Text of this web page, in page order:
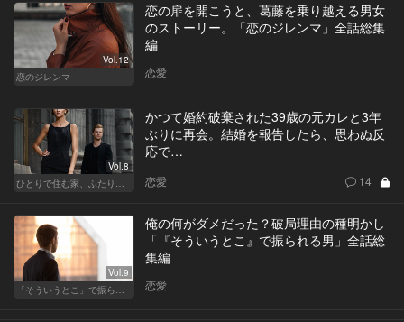
Vol.12
恋のジレンマ
恋の扉を開こうと、葛藤を乗り越える男女
のストーリー。「恋のジレンマ」全話総集
編
恋愛
Vol.8
ひとりで住む家、ふたりで棲む家
かつて婚約破棄された39歳の元カレと3年
ぶりに再会。結婚を報告したら、思わぬ反
応で…
恋愛 14
Vol.9
「そういうとこ」で振られる男
俺の何がダメだった？破局理由の種明かし
「『そういうとこ』で振られる男」全話総
集編
恋愛